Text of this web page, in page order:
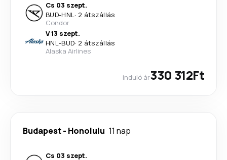
Cs 03 szept.
BUD-HNL· 2 átszállás
Condor
V 13 szept.
HNL-BUD· 2 átszállás
Alaska Airlines
induló ár330 312Ft
Budapest- Honolulu 11 nap
Cs 03 szept.